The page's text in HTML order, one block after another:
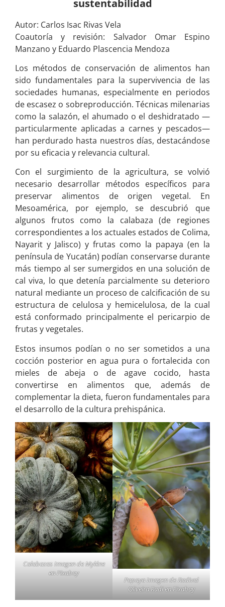
sustentabilidad
Autor: Carlos Isac Rivas Vela
Coautoría y revisión: Salvador Omar Espino
Manzano y Eduardo Plascencia Mendoza
Los métodos de conservación de alimentos han
sido fundamentales para la supervivencia de las
sociedades humanas, especialmente en periodos
de escasez o sobreproducción. Técnicas milenarias
como la salazón, el ahumado o el deshidratado —
particularmente aplicadas a carnes y pescados—
han perdurado hasta nuestros días, destacándose
por su eficacia y relevancia cultural.
Con el surgimiento de la agricultura, se volvió
necesario desarrollar métodos específicos para
preservar alimentos de origen vegetal. En
Mesoamérica, por ejemplo, se descubrió que
algunos frutos como la calabaza (de regiones
correspondientes a los actuales estados de Colima,
Nayarit y Jalisco) y frutas como la papaya (en la
península de Yucatán) podían conservarse durante
más tiempo al ser sumergidos en una solución de
cal viva, lo que detenía parcialmente su deterioro
natural mediante un proceso de calcificación de su
estructura de celulosa y hemicelulosa, de la cual
está conformado principalmente el pericarpio de
frutas y vegetales.
Estos insumos podían o no ser sometidos a una
cocción posterior en agua pura o fortalecida con
mieles de abeja o de agave cocido, hasta
convertirse en alimentos que, además de
complementar la dieta, fueron fundamentales para
el desarrollo de la cultura prehispánica.
Calabazas Imagen deMyléne
enPixabay
Papaya Imagen deRadival
Oliveira RadienPixabay